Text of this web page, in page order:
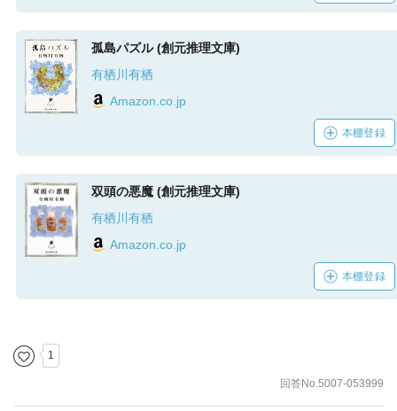
孤島パズル (創元推理文庫)
有栖川有栖
Amazon.co.jp
本棚登録
双頭の悪魔 (創元推理文庫)
有栖川有栖
Amazon.co.jp
本棚登録
1
回答No.5007-053999